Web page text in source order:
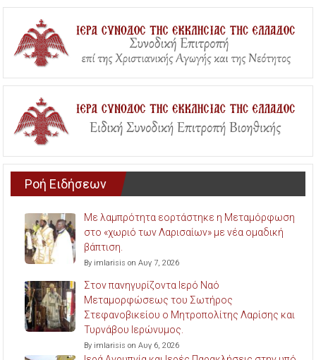
Ροή Ειδήσεων
Με λαμπρότητα εορτάστηκε η Μεταμόρφωση
στο «χωριό των Λαρισαίων» με νέα ομαδική
βάπτιση.
By imlarisis on Αυγ 7, 2026
Στον πανηγυρίζοντα Ιερό Ναό
Μεταμορφώσεως του Σωτήρος
Στεφανοβικείου ο Μητροπολίτης Λαρίσης και
Τυρνάβου Ιερώνυμος.
By imlarisis on Αυγ 6, 2026